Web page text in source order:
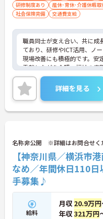
研修制度あり
産休･育休･介護休暇取
社会保険完備
交通費支給
職員同士が支え合い、共に成
ており、研修やICT活用、ノ
現場改善にも積極的です。安
貢献しながら介護・福祉の専
すすめです。
ご興味ある方には、面接対策
詳細をお話しいたしますので
い！
詳細を見る
名称非公開 ※詳細はお問合せく
【神奈川県／横浜市
なめ／年間休日110
手募集♪
給料
月収 20.9万円
年収321万円